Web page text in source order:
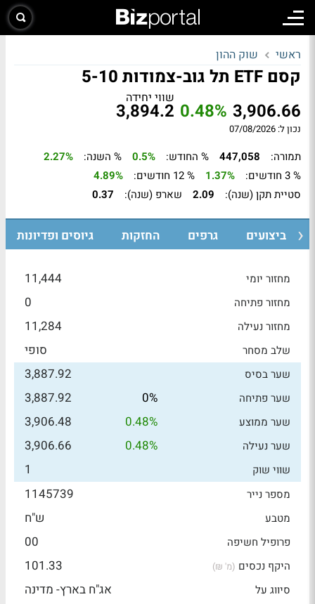
ראשי שוק ההון
קסם ETF תל גוב-צמודות 5-10
3,906.66
0.48%
שווי יחידה
3,894.2
נכון ל: 07/08/2026
תמורה: 447,058 % החודש: 0.5% % השנה:
2.27%
% 3 חודשים:
1.37% % 12 חודשים:
4.89%
סטיית תקן (שנה):
2.09 שארפ (שנה): 0.37
ביצועים גרפים החזקות גיוסים ופדיונות
מחזור יומי 11,444
מחזור פתיחה 0
מחזור נעילה 11,284
שלב מסחר סופי
שער בסיס 3,887.92
שער פתיחה 0%
3,887.92
שער ממוצע 0.48%
3,906.48
שער נעילה 0.48%
3,906.66
שווי שוק 1
מספר נייר 1145739
מטבע ש"ח
פרופיל חשיפה 00
היקף נכסים (מ' ₪) 101.33
סיווג על אג"ח בארץ- מדינה